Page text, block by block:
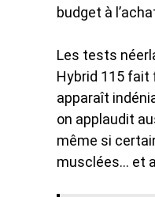
budget à
Les tests
Hybrid 115 fait
apparaît
on applaudit
même si
musclées… et